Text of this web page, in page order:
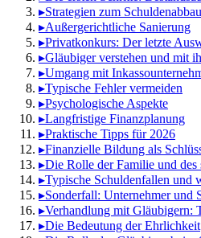
▸Strategien zum Schuldenabbau
▸Außergerichtliche Sanierung
▸Privatkonkurs: Der letzte
▸Gläubiger verstehen und mit
▸Umgang mit
▸Typische Fehler vermeiden
▸Psychologische Aspekte
▸Langfristige Finanzplanung
▸Praktische Tipps für 2026
▸Finanzielle Bildung als
▸Die Rolle der Familie und des
▸Typische Schuldenfallen und
▸Sonderfall: Unternehmer und
▸Verhandlung mit Gläubigern:
▸Die Bedeutung der Ehrlichkeit